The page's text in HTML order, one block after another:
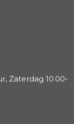
Zaterdag 10.00-